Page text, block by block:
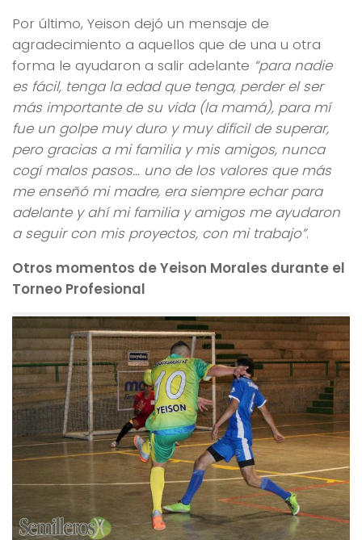
Por último, Yeison dejó un mensaje de
agradecimiento a aquellos que de una u otra
forma le ayudaron a salir adelante “para nadie
es fácil, tenga la edad que tenga, perder el ser
más importante de su vida (la mamá), para mí
fue un golpe muy duro y muy difícil de superar,
pero gracias a mi familia y mis amigos, nunca
cogí malos pasos… uno de los valores que más
me enseñó mi madre, era siempre echar para
adelante y ahí mi familia y amigos me ayudaron
a seguir con mis proyectos, con mi trabajo”.
Otros momentos de Yeison Morales durante el
Torneo Profesional